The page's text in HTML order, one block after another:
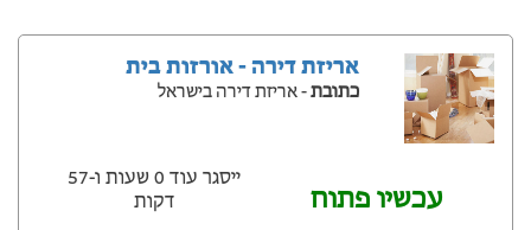
אריזת דירה - אורזות בית
כתובת- אריזת דירה בישראל
עכשיו פתוח
ייסגר עוד 0 שעות ‫ו-57
דקות